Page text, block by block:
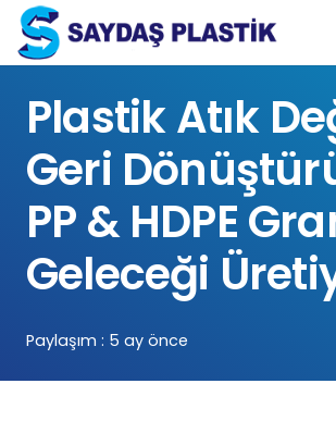
Plastik Atık
Geri
PP & HDPE
Geleceği
Paylaşım : 5 ay önce